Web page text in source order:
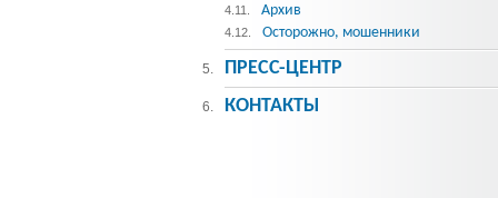
4.11. Архив
4.12. Осторожно, мошенники
5. ПРЕСС-ЦЕНТР
6. КОНТАКТЫ